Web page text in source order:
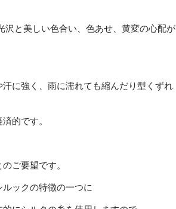
と美しい色合い、色あせ、黄変の心配が
に強く、雨に濡れても縮んだり型くずれ
的です。
ご要望です。
ックの特徴の一つに